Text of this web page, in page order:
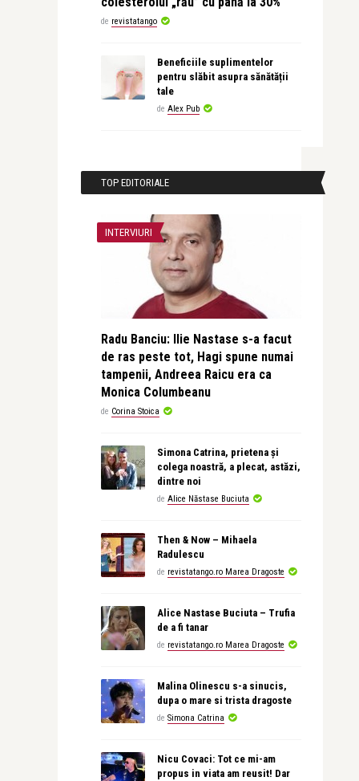
de revistatango
Beneficiile suplimentelor
pentru slăbit asupra sănătății
tale
de Alex Pub
TOP EDITORIALE
INTERVIURI
Radu Banciu: Ilie Nastase s-a facut
de ras peste tot, Hagi spune numai
tampenii, Andreea Raicu era ca
Monica Columbeanu
de Corina Stoica
Simona Catrina, prietena și
colega noastră, a plecat, astăzi,
dintre noi
de Alice Năstase Buciuta
Then & Now – Mihaela
Radulescu
de revistatango.ro Marea Dragoste
Alice Nastase Buciuta – Trufia
de a fi tanar
de revistatango.ro Marea Dragoste
Malina Olinescu s-a sinucis,
dupa o mare si trista dragoste
de Simona Catrina
Nicu Covaci: Tot ce mi-am
propus in viata am reusit! Dar